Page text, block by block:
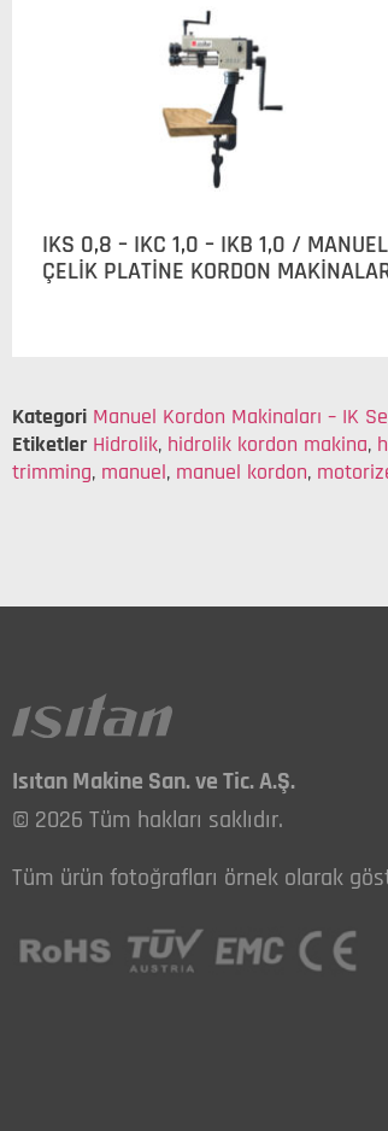
IKS 0,8 – IKC 1,0 – IKB 1,0 / MANUEL
ÇELİK PLATİNE KORDON
Kategori Manuel Kordon Makinaları – IK
Etiketler Hidrolik, hidrolik kordon makina,
trimming, manuel, manuel kordon,
Isıtan Makine San. ve Tic. A.Ş.
© 2026 Tüm hakları saklıdır.
Tüm ürün fotoğrafları örnek olarak